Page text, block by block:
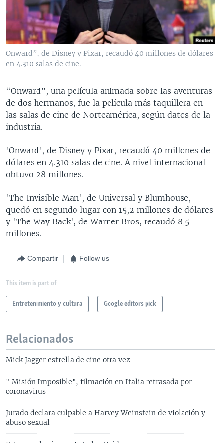
VENEZUELA
BRASIL
NICARAGUA
ECONOMÍA
ENTRETENIMIENTO Y CULTURA
TECNOLOGÍA
DEPORTES
MULTIMEDIA
VIDEOS
FOTOGRAFÍA
AUDIOS
PROGRAMAS TV
EL MUNDO AL DÍA
FORO INTERAMERICANO
LAS CLAVES
PANORAMA
RADIO
AVANCE INFORMATIVO
BUENOS DÍAS AMÉRICA
ESTADOS UNIDOS AL DÍA
FORO [RADIO]
DEPORTIVO INTERNACIONAL
ENTRETENIMIENTO
DIRECT
Learning English
Idiomas
Onward”, de Disney y Pixar, recaudó 40 millones de dólares
en 4.310 salas de cine.
“Onward”, una película animada sobre las aventuras
de dos hermanos, fue la película más taquillera en
las salas de cine de Norteamérica, según datos de la
industria.
'Onward', de Disney y Pixar, recaudó 40 millones de
dólares en 4.310 salas de cine. A nivel internacional
obtuvo 28 millones.
'The Invisible Man', de Universal y Blumhouse,
quedó en segundo lugar con 15,2 millones de dólares
y 'The Way Back', de Warner Bros, recaudó 8,5
millones.
Compartir Follow us
This item is part of
Entretenimiento y cultura Google editors pick
Relacionados
Mick Jagger estrella de cine otra vez
" Misión Imposible", filmación en Italia retrasada por
coronavirus
Jurado declara culpable a Harvey Weinstein de violación y
abuso sexual